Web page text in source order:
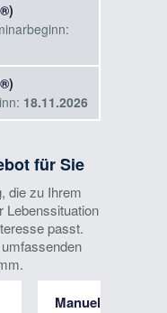
18.11.2026
für Sie
die zu Ihrem
Lebenssituation
passt.
Manuelle